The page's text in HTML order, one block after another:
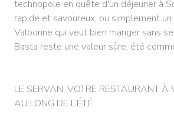
technopole en quête d'un déjeuner à
rapide et savoureux, ou simplement
Valbonne qui veut bien manger sans
Basta reste une valeur sûre, été
LE SERVAN, VOTRE RESTAURANT À
AU LONG DE L’ÉTÉ